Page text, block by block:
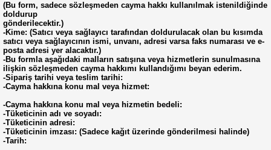
(Bu form, sadece sözleşmeden cayma hakkı kullanılmak istenildiğinde
doldurup
gönderilecektir.)
-Kime: (Satıcı veya sağlayıcı tarafından doldurulacak olan bu kısımda
satıcı veya sağlayıcının ismi, unvanı, adresi varsa faks numarası ve e-
posta adresi yer alacaktır.)
-Bu formla aşağıdaki malların satışına veya hizmetlerin sunulmasına
ilişkin sözleşmeden cayma hakkımı kullandığımı beyan ederim.
-Sipariş tarihi veya teslim tarihi:
-Cayma hakkına konu mal veya hizmet:
-Cayma hakkına konu mal veya hizmetin bedeli:
-Tüketicinin adı ve soyadı:
-Tüketicinin adresi:
-Tüketicinin imzası: (Sadece kağıt üzerinde gönderilmesi halinde)
-Tarih: